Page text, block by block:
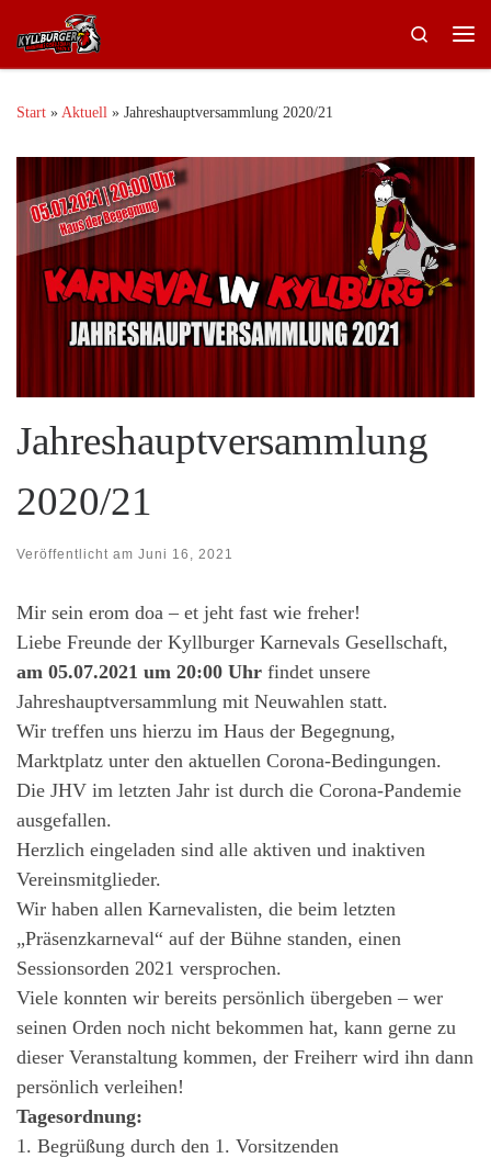
Zum Inhalt springen
Search
Start » Aktuell » Jahreshauptversammlung 2020/21
Jahreshauptversammlung
2020/21
Veröffentlicht am Juni 16, 2021
Mir sein erom doa – et jeht fast wie freher!
Liebe Freunde der Kyllburger Karnevals Gesellschaft,
am 05.07.2021 um 20:00 Uhr findet unsere
Jahreshauptversammlung mit Neuwahlen statt.
Wir treffen uns hierzu im Haus der Begegnung,
Marktplatz unter den aktuellen Corona-Bedingungen.
Die JHV im letzten Jahr ist durch die Corona-Pandemie
ausgefallen.
Herzlich eingeladen sind alle aktiven und inaktiven
Vereinsmitglieder.
Wir haben allen Karnevalisten, die beim letzten
„Präsenzkarneval“ auf der Bühne standen, einen
Sessionsorden 2021 versprochen.
Viele konnten wir bereits persönlich übergeben – wer
seinen Orden noch nicht bekommen hat, kann gerne zu
dieser Veranstaltung kommen, der Freiherr wird ihn dann
persönlich verleihen!
Tagesordnung:
1. Begrüßung durch den 1. Vorsitzenden